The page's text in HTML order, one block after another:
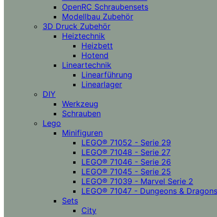
OpenRC Schraubensets
Modellbau Zubehör
3D Druck Zubehör
Heiztechnik
Heizbett
Hotend
Lineartechnik
Linearführung
Linearlager
DIY
Werkzeug
Schrauben
Lego
Minifiguren
LEGO® 71052 - Serie 29
LEGO® 71048 - Serie 27
LEGO® 71046 - Serie 26
LEGO® 71045 - Serie 25
LEGO® 71039 - Marvel Serie 2
LEGO® 71047 - Dungeons & Dragons
Sets
City